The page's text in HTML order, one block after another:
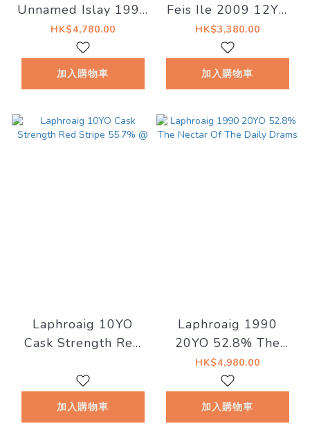
Unnamed Islay 1992
28YO #6772 52.5%
HK$4,780.00
加入購物車
Feis Ile 2009 12YO
57.5% @
HK$3,380.00
加入購物車
Laphroaig 10YO
Cask Strength Red
加入購物車
Laphroaig 1990
20YO 52.8% The
Nectar Of The Daily
Drams
HK$4,980.00
加入購物車